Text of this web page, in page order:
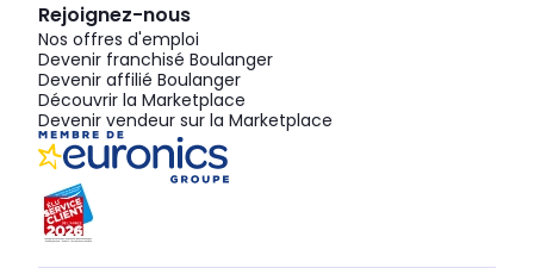
Rejoignez-nous
Nos offres d'emploi
Devenir franchisé Boulanger
Devenir affilié Boulanger
Découvrir la Marketplace
Devenir vendeur sur la Marketplace